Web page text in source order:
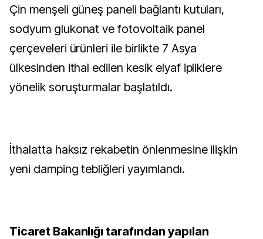
Çin menşeli güneş paneli bağlantı kutuları,
sodyum glukonat ve fotovoltaik panel
çerçeveleri ürünleri ile birlikte 7 Asya
ülkesinden ithal edilen kesik elyaf ipliklere
yönelik soruşturmalar başlatıldı.
İthalatta haksız rekabetin önlenmesine ilişkin
yeni damping tebliğleri yayımlandı.
Ticaret Bakanlığı tarafından yapılan